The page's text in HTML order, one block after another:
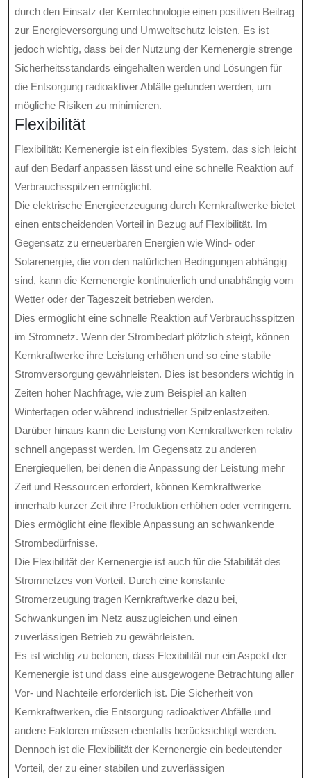
durch den Einsatz der Kerntechnologie einen positiven Beitrag
zur Energieversorgung und Umweltschutz leisten. Es ist
jedoch wichtig, dass bei der Nutzung der Kernenergie strenge
Sicherheitsstandards eingehalten werden und Lösungen für
die Entsorgung radioaktiver Abfälle gefunden werden, um
mögliche Risiken zu minimieren.
Flexibilität
Flexibilität: Kernenergie ist ein flexibles System, das sich leicht
auf den Bedarf anpassen lässt und eine schnelle Reaktion auf
Verbrauchsspitzen ermöglicht.
Die elektrische Energieerzeugung durch Kernkraftwerke bietet
einen entscheidenden Vorteil in Bezug auf Flexibilität. Im
Gegensatz zu erneuerbaren Energien wie Wind- oder
Solarenergie, die von den natürlichen Bedingungen abhängig
sind, kann die Kernenergie kontinuierlich und unabhängig vom
Wetter oder der Tageszeit betrieben werden.
Dies ermöglicht eine schnelle Reaktion auf Verbrauchsspitzen
im Stromnetz. Wenn der Strombedarf plötzlich steigt, können
Kernkraftwerke ihre Leistung erhöhen und so eine stabile
Stromversorgung gewährleisten. Dies ist besonders wichtig in
Zeiten hoher Nachfrage, wie zum Beispiel an kalten
Wintertagen oder während industrieller Spitzenlastzeiten.
Darüber hinaus kann die Leistung von Kernkraftwerken relativ
schnell angepasst werden. Im Gegensatz zu anderen
Energiequellen, bei denen die Anpassung der Leistung mehr
Zeit und Ressourcen erfordert, können Kernkraftwerke
innerhalb kurzer Zeit ihre Produktion erhöhen oder verringern.
Dies ermöglicht eine flexible Anpassung an schwankende
Strombedürfnisse.
Die Flexibilität der Kernenergie ist auch für die Stabilität des
Stromnetzes von Vorteil. Durch eine konstante
Stromerzeugung tragen Kernkraftwerke dazu bei,
Schwankungen im Netz auszugleichen und einen
zuverlässigen Betrieb zu gewährleisten.
Es ist wichtig zu betonen, dass Flexibilität nur ein Aspekt der
Kernenergie ist und dass eine ausgewogene Betrachtung aller
Vor- und Nachteile erforderlich ist. Die Sicherheit von
Kernkraftwerken, die Entsorgung radioaktiver Abfälle und
andere Faktoren müssen ebenfalls berücksichtigt werden.
Dennoch ist die Flexibilität der Kernenergie ein bedeutender
Vorteil, der zu einer stabilen und zuverlässigen